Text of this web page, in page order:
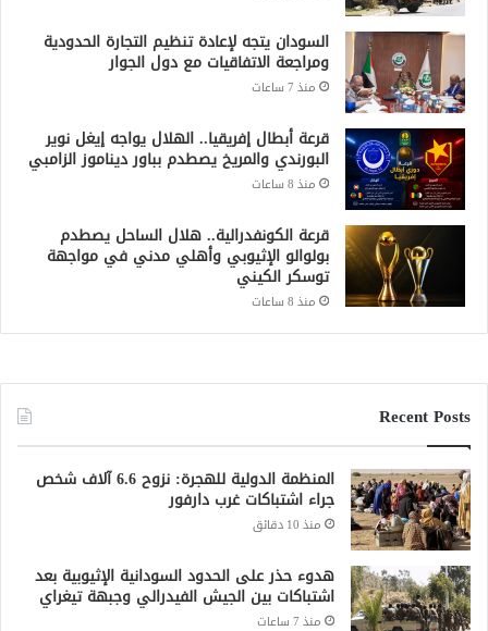
السودان يتجه لإعادة تنظيم التجارة الحدودية
ومراجعة الاتفاقيات مع دول الجوار
منذ 7 ساعات
قرعة أبطال إفريقيا.. الهلال يواجه إيغل نوير
البورندي والمريخ يصطدم بباور ديناموز الزامبي
منذ 8 ساعات
قرعة الكونفدرالية.. هلال الساحل يصطدم
بولوالو الإثيوبي وأهلي مدني في مواجهة
توسكر الكيني
منذ 8 ساعات
Recent Posts
المنظمة الدولية للهجرة: نزوح 6.6 آلاف شخص
جراء اشتباكات غرب دارفور
منذ 10 دقائق
هدوء حذر على الحدود السودانية الإثيوبية بعد
اشتباكات بين الجيش الفيدرالي وجبهة تيغراي
منذ 7 ساعات